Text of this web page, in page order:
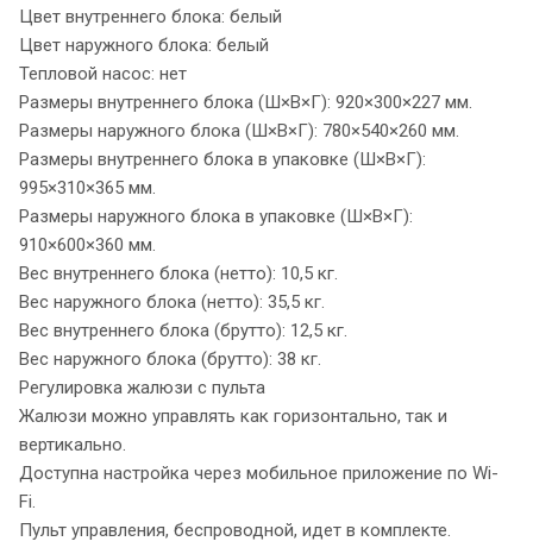
Цвет внутреннего блока: белый
Цвет наружного блока: белый
Тепловой насос: нет
Размеры внутреннего блока (Ш×В×Г): 920×300×227 мм.
Размеры наружного блока (Ш×В×Г): 780×540×260 мм.
Размеры внутреннего блока в упаковке (Ш×В×Г):
995×310×365 мм.
Размеры наружного блока в упаковке (Ш×В×Г):
910×600×360 мм.
Вес внутреннего блока (нетто): 10,5 кг.
Вес наружного блока (нетто): 35,5 кг.
Вес внутреннего блока (брутто): 12,5 кг.
Вес наружного блока (брутто): 38 кг.
Регулировка жалюзи с пульта
Жалюзи можно управлять как горизонтально, так и
вертикально.
Доступна настройка через мобильное приложение по Wi-
Fi.
Пульт управления, беспроводной, идет в комплекте.